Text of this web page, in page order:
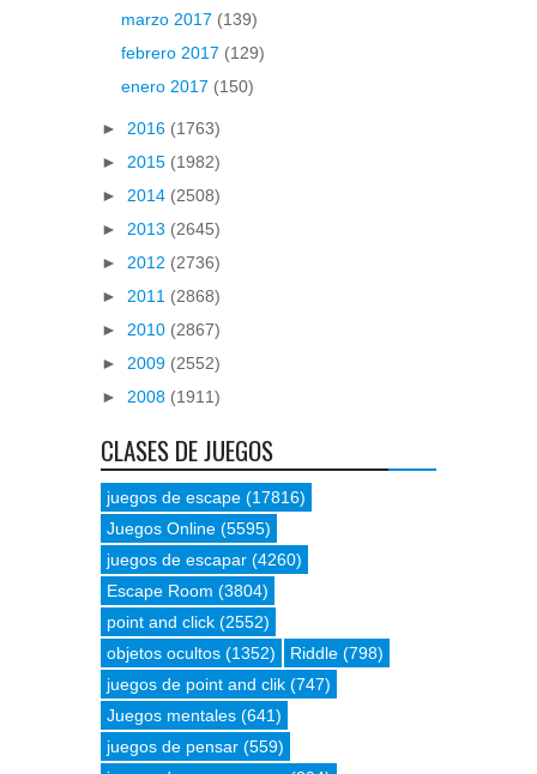
marzo 2017 (139)
febrero 2017 (129)
enero 2017 (150)
► 2016 (1763)
► 2015 (1982)
► 2014 (2508)
► 2013 (2645)
► 2012 (2736)
► 2011 (2868)
► 2010 (2867)
► 2009 (2552)
► 2008 (1911)
CLASES DE JUEGOS
juegos de escape (17816)
Juegos Online (5595)
juegos de escapar (4260)
Escape Room (3804)
point and click (2552)
objetos ocultos (1352) Riddle (798)
juegos de point and clik (747)
Juegos mentales (641)
juegos de pensar (559)